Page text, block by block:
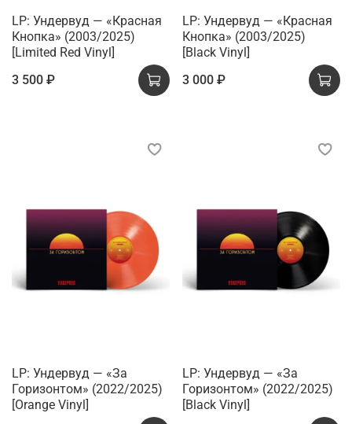
LP: Ундервуд — «Красная
Кнопка» (2003/2025)
[Limited Red Vinyl]
3 500 ₽
LP: Ундервуд — «Красная
Кнопка» (2003/2025)
[Black Vinyl]
3 000 ₽
LP: Ундервуд — «За
Горизонтом» (2022/2025)
[Orange Vinyl]
LP: Ундервуд — «За
Горизонтом» (2022/2025)
[Black Vinyl]